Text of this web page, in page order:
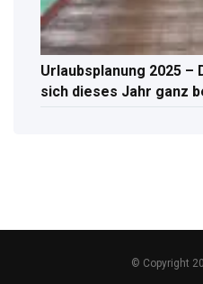
Urlaubsplanung 2025 –
sich dieses Jahr ganz
© Copyright